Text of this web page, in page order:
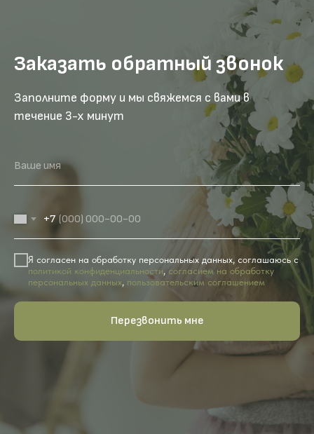
Заказать обратный звонок
Заполните форму и мы свяжемся с вами в
течение 3-х минут
Ваше имя
+7
Я согласен на обработку персональных данных, соглашаюсь с
политикой конфиденциальности, согласием на обработку
персональных данных, пользовательским соглашением
Перезвонить мне